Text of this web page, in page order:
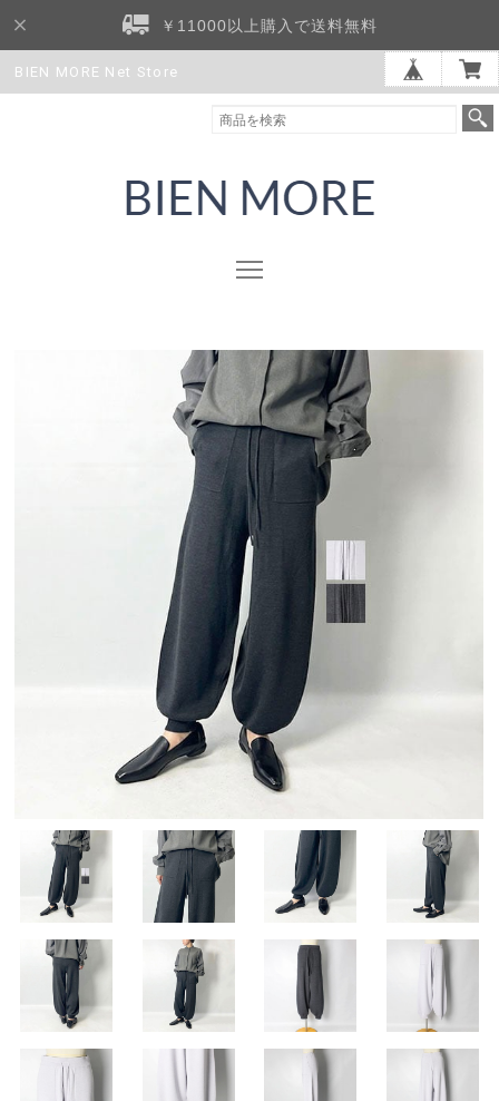
￥11000以上購入で送料無料
BIEN MORE Net Store